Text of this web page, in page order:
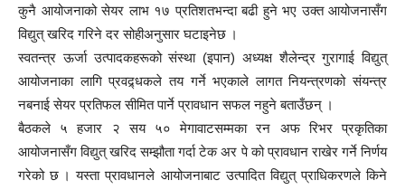
कुनै आयोजनाको सेयर लाभ १७ प्रतिशतभन्दा बढी हुने भए उक्त आयोजनासँग
विद्युत् खरिद गरिने दर सोहीअनुसार घटाइनेछ ।
स्वतन्त्र ऊर्जा उत्पादकहरूको संस्था (इपान) अध्यक्ष शैलेन्द्र गुरागाई विद्युत्
आयोजनाका लागि प्रवद्र्धकले तय गर्ने भएकाले लागत नियन्त्रणको संयन्त्र
नबनाई सेयर प्रतिफल सीमित पार्ने प्रावधान सफल नहुने बताउँछन् ।
बैठकले ५ हजार २ सय ५० मेगावाटसम्मका रन अफ रिभर प्रकृतिका
आयोजनासँग विद्युत् खरिद सम्झौता गर्दा टेक अर पे को प्रावधान राखेर गर्ने निर्णय
गरेको छ । यस्ता प्रावधानले आयोजनाबाट उत्पादित विद्युत् प्राधिकरणले किने